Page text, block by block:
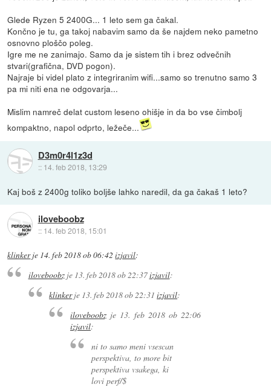
Glede Ryzen 5 2400G... 1 leto sem ga čakal.
Končno je tu, ga takoj nabavim samo da še najdem neko pametno
osnovno ploščo poleg.
Igre me ne zanimajo. Samo da je sistem tih i brez odvečnih
stvari(grafična, DVD pogon).
Najraje bi videl plato z integriranim wifi...samo so trenutno samo 3
pa mi niti ena ne odgovarja...
Mislim namreč delat custom leseno ohišje in da bo vse čimbolj
kompaktno, napol odprto, ležeče...
D3m0r4l1z3d
:: 14. feb 2018, 13:29
Kaj boš z 2400g toliko boljše lahko naredil, da ga čakaš 1 leto?
iloveboobz
:: 14. feb 2018, 15:01
klinkerje 14. feb 2018 ob 06:42 izjavil:
iloveboobzje 13. feb 2018 ob 22:37izjavil:
klinkerje 13. feb 2018 ob 22:31 izjavil:
iloveboobzje 13. feb 2018 ob 22:06
izjavil:
ni to samo meni vsescan
perspektiva, to more bit
perspektiva vsakega, ki
lovi perf/$